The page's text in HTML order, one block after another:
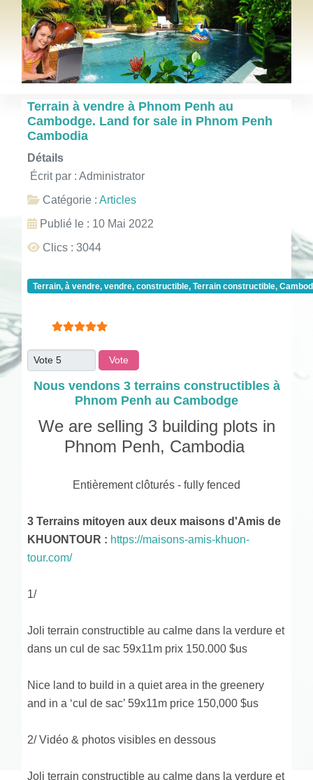
Terrain à vendre à Phnom Penh au
Cambodge. Land for sale in Phnom Penh
Cambodia
Détails
Écrit par :Administrator
Catégorie :Articles
Publié le : 10 Mai 2022
Clics : 3044
Terrain, à vendre, vendre, constructible, Terrain constructible,
Vote utilisateur:
Veuillez voter
Nous vendons 3 terrains constructibles à
Phnom Penh au Cambodge
We are selling 3 building plots in
Phnom Penh, Cambodia
Entièrement clôturés - fully fenced
3 Terrains mitoyen aux deux maisons d'Amis de
KHUONTOUR : https://maisons-amis-khuon-
tour.com/
1/
Joli terrain constructible au calme dans la verdure et
dans un cul de sac 59x11m prix 150.000 $us
Nice land to build in a quiet area in the greenery
and in a ‘cul de sac’ 59x11m price 150,000 $us
2/ Vidéo & photos visibles en dessous
Joli terrain constructible au calme dans la verdure et